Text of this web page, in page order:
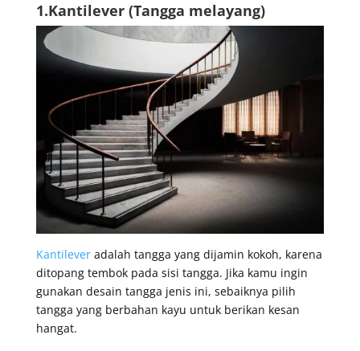
1.Kantilever (Tangga melayang)
Kantileveradalah tangga yang dijamin kokoh, karena
ditopang tembok pada sisi tangga. Jika kamu ingin
gunakan desain tangga jenis ini, sebaiknya pilih
tangga yang berbahan kayu untuk berikan kesan
hangat.